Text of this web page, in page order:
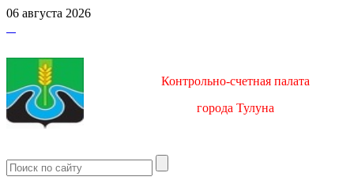
06 августа 2026
Контрольно-счетная палата
города Тулуна